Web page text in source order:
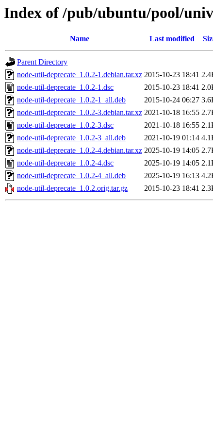
Index of /pub/ubuntu/pool/
Name Last modified
Parent Directory
node-util-deprecate_1.0.2-1.debian.tar.xz 2015-10-23 18:41
node-util-deprecate_1.0.2-1.dsc
2015-10-23 18:41
node-util-deprecate_1.0.2-1_all.deb
2015-10-24 06:27
node-util-deprecate_1.0.2-3.debian.tar.xz 2021-10-18 16:55
node-util-deprecate_1.0.2-3.dsc
2021-10-18 16:55
node-util-deprecate_1.0.2-3_all.deb
2021-10-19 01:14
node-util-deprecate_1.0.2-4.debian.tar.xz 2025-10-19 14:05
node-util-deprecate_1.0.2-4.dsc
2025-10-19 14:05
node-util-deprecate_1.0.2-4_all.deb
2025-10-19 16:13
node-util-deprecate_1.0.2.orig.tar.gz
2015-10-23 18:41